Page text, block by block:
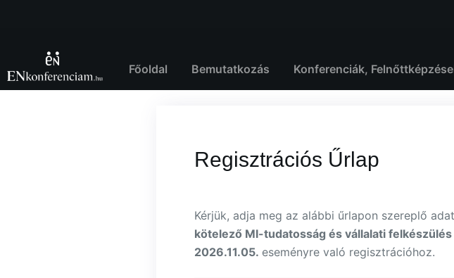
Főoldal Bemutatkozás Konferenciák,
Regisztrációs Űrlap
Kérjük, adja meg az alábbi űrlapon szereplő
kötelező MI-tudatosság és vállalati
2026.11.05. eseményre való regisztrációhoz.